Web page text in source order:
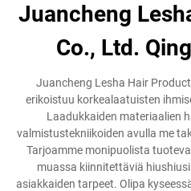
Juancheng
Co., Ltd.
Juancheng Lesha Hair
erikoistuu korkealaatuisten
Laadukkaiden materiaalien
valmistustekniikoiden avulla me
Tarjoamme monipuolista
muassa kiinnitettäviä
asiakkaiden tarpeet. Olipa